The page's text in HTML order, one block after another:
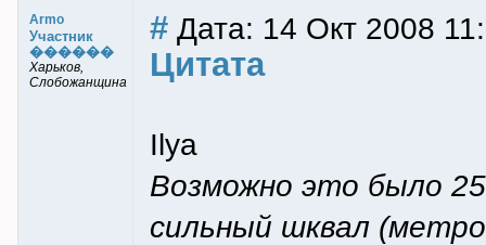
Armo
Участник
������
Харьков,
Слобожанщина
# Дата: 14 Окт 2008
Цитата
Ilya
Возможно это было
сильный шквал